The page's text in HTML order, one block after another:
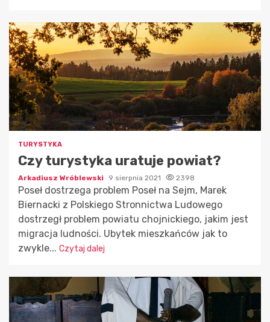
TURYSTYKA
Czy turystyka uratuje powiat?
Arkadiusz Wróblewski 9 sierpnia 2021 2398
Poseł dostrzega problem Poseł na Sejm, Marek
Biernacki z Polskiego Stronnictwa Ludowego
dostrzegł problem powiatu chojnickiego, jakim jest
migracja ludności. Ubytek mieszkańców jak to
zwykle... Czytaj dalej